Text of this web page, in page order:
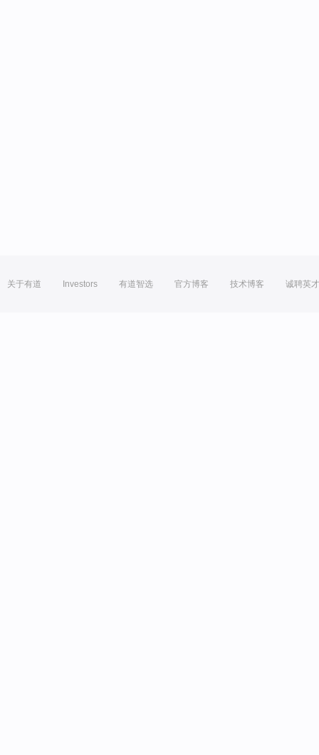
关于有道 Investors 有道智选 官方博客 技术博客 诚聘英才